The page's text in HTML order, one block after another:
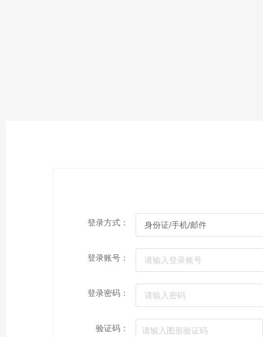
登录方式：
登录账号：
登录密码：
验证码：